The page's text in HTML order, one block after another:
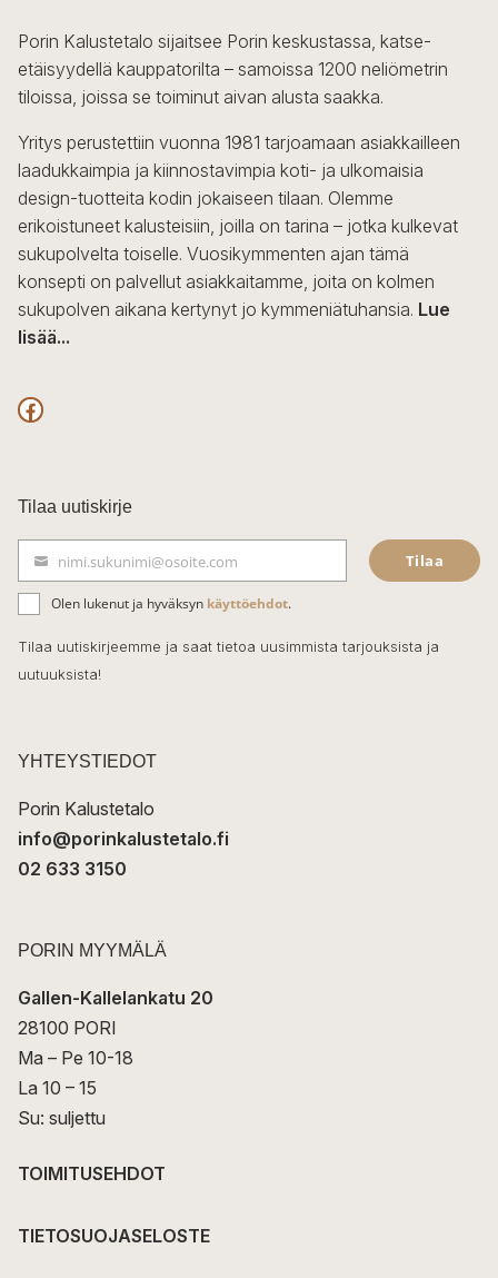
Porin Kalustetalo sijaitsee Porin keskustassa, katse-
etäisyydellä kauppatorilta – samoissa 1200 neliömetrin
tiloissa, joissa se toiminut aivan alusta saakka.
Yritys perustettiin vuonna 1981 tarjoamaan asiakkailleen
laadukkaimpia ja kiinnostavimpia koti- ja ulkomaisia
design-tuotteita kodin jokaiseen tilaan. Olemme
erikoistuneet kalusteisiin, joilla on tarina – jotka kulkevat
sukupolvelta toiselle. Vuosikymmenten ajan tämä
konsepti on palvellut asiakkaitamme, joita on kolmen
sukupolven aikana kertynyt jo kymmeniätuhansia. Lue
lisää...
F
c
e
b
o
o
k
Tilaa uutiskirje
ä
h
k
t
nimi.sukunimi@osoite.com Tilaa
Olen lukenut ja hyväksyn käyttöehdot.
Tilaa uutiskirjeemme ja saat tietoa uusimmista tarjouksista ja
uutuuksista!
YHTEYSTIEDOT
Porin Kalustetalo
info@porinkalustetalo.fi
02 633 3150
PORIN MYYMÄLÄ
Gallen-Kallelankatu 20
28100 PORI
Ma – Pe 10-18
La 10 – 15
Su: suljettu
TOIMITUSEHDOT
TIETOSUOJASELOSTE